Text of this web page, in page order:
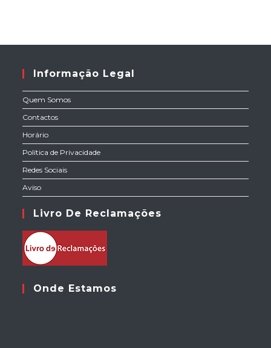
Informação Legal
Quem Somos
Contactos
Horário
Política de Privacidade
Redes Sociais
Aviso
Livro De Reclamações
Onde Estamos